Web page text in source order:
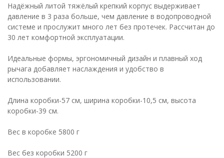
Надёжный литой тяжёлый крепкий корпус выдерживает
давление в 3 раза больше, чем давление в водопроводной
системе и прослужит много лет без протечек. Рассчитан до
30 лет комфортной эксплуатации.
Идеальные формы, эргономичный дизайн и плавный ход
рычага добавляет наслаждения и удобство в
использовании.
Длина коробки-57 см, ширина коробки-10,5 см, высота
коробки-39 см.
Вес в коробке 5800 г
Вес без коробки 5200 г